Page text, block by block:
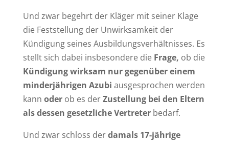
Und zwar begehrt der Kläger mit seiner Klage
die Feststellung der Unwirksamkeit der
Kündigung seines Ausbildungsverhältnisses. Es
stellt sich dabei insbesondere die Frage, ob die
Kündigung wirksam nur gegenüber einem
minderjährigen Azubi ausgesprochen werden
kann oderob es derZustellung bei den Eltern
als dessen gesetzliche Vertreterbedarf.
Und zwar schloss derdamals 17-jährige